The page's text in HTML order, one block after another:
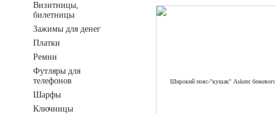
Визитницы,
билетницы
Зажимы для денег
Платки
Ремни
Футляры для
телефонов
Шарфы
Ключницы